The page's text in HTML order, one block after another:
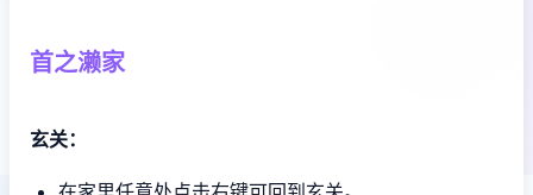
首之濑家
玄关：